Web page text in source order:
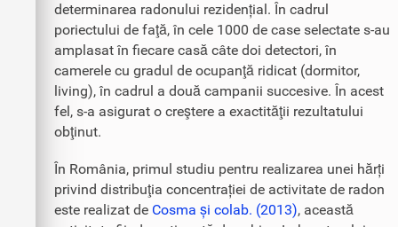
determinarea radonului rezidențial. În cadrul
poriectului de faţă, în cele 1000 de case selectate s-au
amplasat în fiecare casă câte doi detectori, în
camerele cu gradul de ocupanţă ridicat (dormitor,
living), în cadrul a două campanii succesive. În acest
fel, s-a asigurat o creştere a exactităţii rezultatului
obţinut.
În România, primul studiu pentru realizarea unei hărți
privind distribuţia concentrației de activitate de radon
este realizat de Cosma și colab. (2013), această